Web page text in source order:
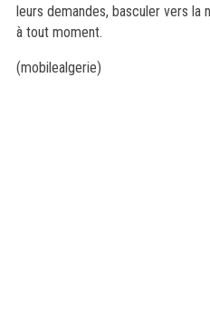
leurs demandes, basculer vers la
à tout moment.
(mobilealgerie)